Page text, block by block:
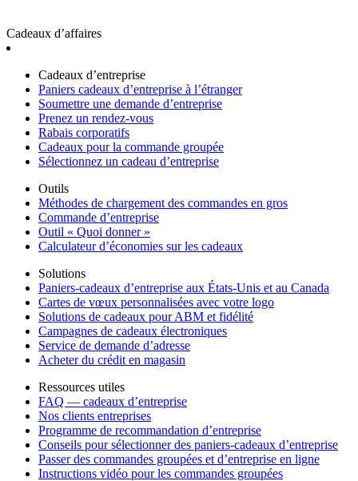
Cadeaux d’affaires
Cadeaux d’entreprise
Paniers cadeaux d’entreprise à l’étranger
Soumettre une demande d’entreprise
Prenez un rendez-vous
Rabais corporatifs
Cadeaux pour la commande groupée
Sélectionnez un cadeau d’entreprise
Outils
Méthodes de chargement des commandes en gros
Commande d’entreprise
Outil « Quoi donner »
Calculateur d’économies sur les cadeaux
Solutions
Paniers-cadeaux d’entreprise aux États-Unis et au Canada
Cartes de vœux personnalisées avec votre logo
Solutions de cadeaux pour ABM et fidélité
Campagnes de cadeaux électroniques
Service de demande d’adresse
Acheter du crédit en magasin
Ressources utiles
FAQ — cadeaux d’entreprise
Nos clients entreprises
Programme de recommandation d’entreprise
Conseils pour sélectionner des paniers-cadeaux d’entreprise
Passer des commandes groupées et d’entreprise en ligne
Instructions vidéo pour les commandes groupées